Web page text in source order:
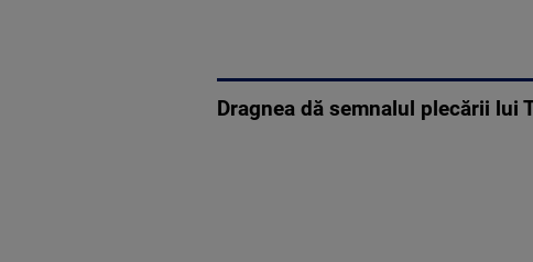
Dragnea dă semnalul plecării lui